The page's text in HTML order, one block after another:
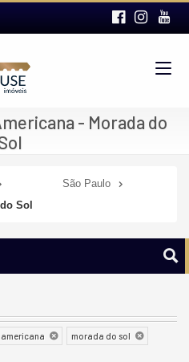
- Morada do
São Paulo
Sol
americana
morada do sol